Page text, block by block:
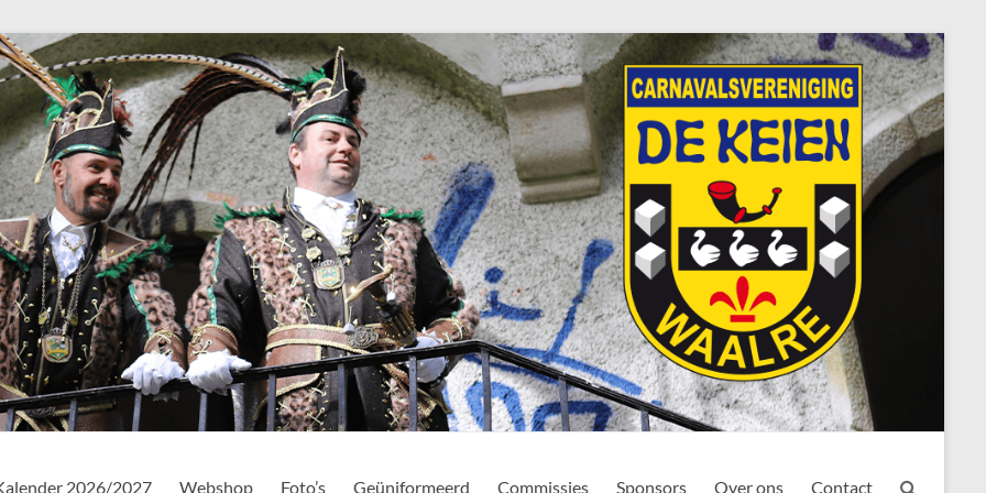
2026/2027 Webshop Foto’s Geüniformeerd Commissies Sponsors Over ons Contact